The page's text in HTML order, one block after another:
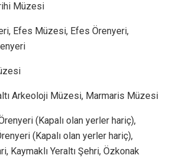
Müzesi
⁠Efes Müzesi, ⁠Efes Örenyeri,
Arkeoloji Müzesi, ⁠Marmaris Müzesi
(Kapalı olan yerler hariç),
(Kapalı olan yerler hariç),
⁠Kaymaklı Yeraltı Şehri, ⁠Özkonak